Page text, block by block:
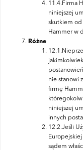
11.4.Firma
niniejszej
skutkiem od
Hammer w
Różne
nie stanowi
firmę
niniejszej
innych
12.2.Jeśli
sądem